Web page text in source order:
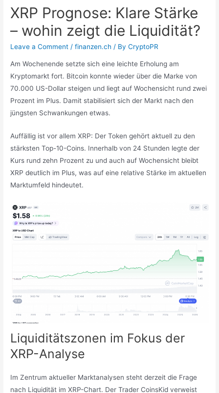
XRP Prognose: Klare Stärke
– wohin zeigt die Liquidität?
Leave a Comment /finanzen.ch / ByCryptoPR
Am Wochenende setzte sich eine leichte Erholung am
Kryptomarkt fort. Bitcoin konnte wieder über die Marke von
70.000 US-Dollar steigen und liegt auf Wochensicht rund zwei
Prozent im Plus. Damit stabilisiert sich der Markt nach den
jüngsten Schwankungen etwas.
Auffällig ist vor allem XRP: Der Token gehört aktuell zu den
stärksten Top-10-Coins. Innerhalb von 24 Stunden legte der
Kurs rund zehn Prozent zu und auch auf Wochensicht bleibt
XRP deutlich im Plus, was auf eine relative Stärke im aktuellen
Marktumfeld hindeutet.
Liquiditätszonen im Fokus der
XRP-Analyse
Im Zentrum aktueller Marktanalysen steht derzeit die Frage
nach Liquidität im XRP-Chart. Der Trader CoinsKid verweist